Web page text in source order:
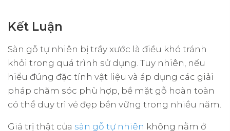
Kết Luận
Sàn gỗ tự nhiên bị trầy xước là điều khó tránh
khỏi trong quá trình sử dụng. Tuy nhiên, nếu
hiểu đúng đặc tính vật liệu và áp dụng các giải
pháp chăm sóc phù hợp, bề mặt gỗ hoàn toàn
có thể duy trì vẻ đẹp bền vững trong nhiều năm.
Giá trị thật của sàn gỗ tự nhiên không nằm ở